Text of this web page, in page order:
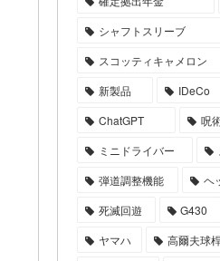
シャフトスリーブ
スコッティキャメロン
新製品
IDeCo
ChatGPT
呪
ミニドライバー
弾道調整機能
ヘ
死滅回遊
G430
ヤマハ
高爾夫球